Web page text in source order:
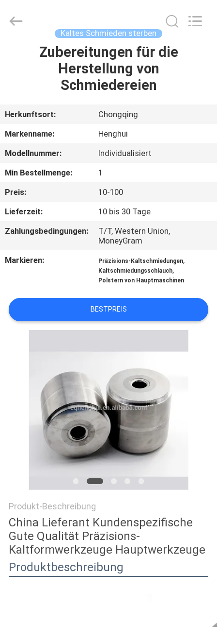
PRODUKTE
VIDEOS
UNS
FABRIK-
AUSFLUG
QUALITÄTSKONTROLLE
MIT
UNS
NACHRICHTEN
FORDERN
SIE EIN
ZITAT
DATENSCHUTZRICHTLINIE
Limited.
Kaltes Schmieden sterben
Zubereitungen für die
Herstellung von
Schmiedereien
Herkunftsort:
Chongqing
Markenname:
Henghui
Modellnummer:
Individualisiert
Min Bestellmenge:
1
Preis:
10-100
Lieferzeit:
10 bis 30 Tage
Zahlungsbedingungen:
T/T, Western Union,
MoneyGram
Markieren:
Präzisions-Kaltschmiedungen,
Kaltschmiedungsschlauch,
Polstern von Hauptmaschinen
BESTPREIS
Produkt-Beschreibung
China Lieferant Kundenspezifische
Gute Qualität Präzisions-
Kaltformwerkzeuge Hauptwerkzeuge
Produktbeschreibung